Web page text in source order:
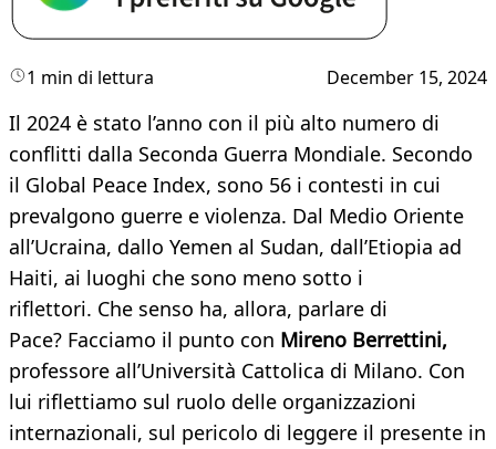
1 min di lettura December 15, 2024
Il 2024 è stato l’anno con il più alto numero di
conflitti dalla Seconda Guerra Mondiale. Secondo
il Global Peace Index, sono 56 i contesti in cui
prevalgono guerre e violenza. Dal Medio Oriente
all’Ucraina, dallo Yemen al Sudan, dall’Etiopia ad
Haiti, ai luoghi che sono meno sotto i
riflettori. Che senso ha, allora, parlare di
Pace? Facciamo il punto con Mireno Berrettini,
professore all’Università Cattolica di Milano. Con
lui riflettiamo sul ruolo delle organizzazioni
internazionali, sul pericolo di leggere il presente in